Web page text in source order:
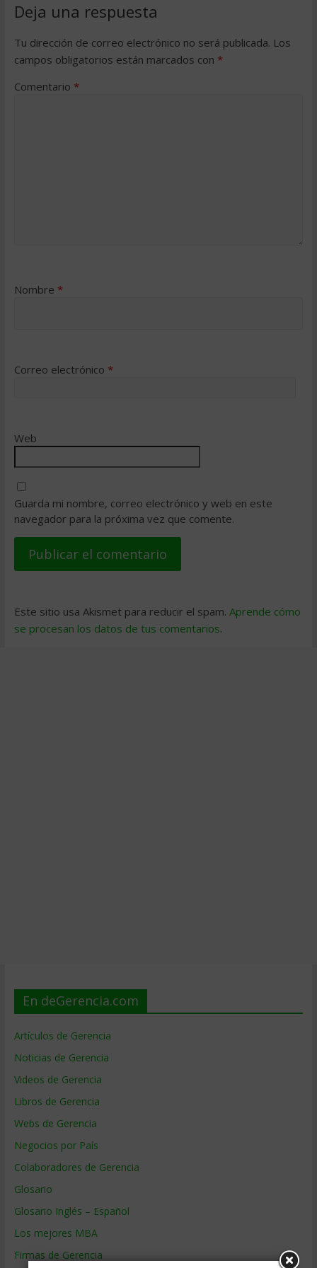
Deja una respuesta
Tu dirección de correo electrónico no será publicada. Los
campos obligatorios están marcados con *
Comentario *
Nombre *
Correo electrónico *
Web
Guarda mi nombre, correo electrónico y web en este
navegador para la próxima vez que comente.
Este sitio usa Akismet para reducir el spam. Aprende cómo
se procesan los datos de tus comentarios.
En deGerencia.com
Artículos de Gerencia
Noticias de Gerencia
Videos de Gerencia
Libros de Gerencia
Webs de Gerencia
Negocios por País
Colaboradores de Gerencia
Glosario
Glosario Inglés – Español
Los mejores MBA
Firmas de Gerencia